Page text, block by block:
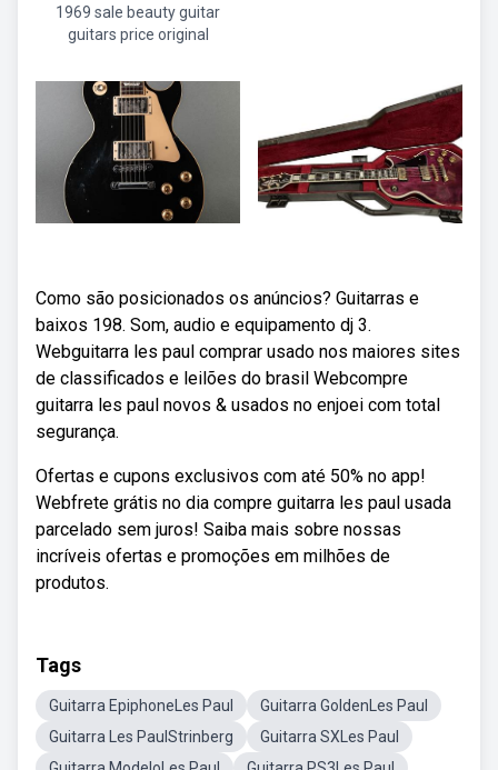
1969 sale beauty guitar
guitars price original
Como são posicionados os anúncios? Guitarras e
baixos 198. Som, audio e equipamento dj 3.
Webguitarra les paul comprar usado nos maiores sites
de classificados e leilões do brasil Webcompre
guitarra les paul novos & usados no enjoei com total
segurança.
Ofertas e cupons exclusivos com até 50% no app!
Webfrete grátis no dia compre guitarra les paul usada
parcelado sem juros! Saiba mais sobre nossas
incríveis ofertas e promoções em milhões de
produtos.
Tags
Guitarra EpiphoneLes Paul
Guitarra GoldenLes Paul
Guitarra Les PaulStrinberg
Guitarra SXLes Paul